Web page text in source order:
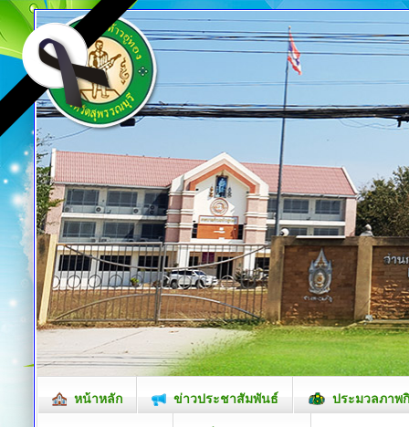
หน้าหลัก ข่าวประชาสัมพันธ์ ประมวลภาพ